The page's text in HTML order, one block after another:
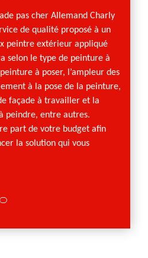
pas cher Allemand Charly
de qualité proposé à un
peintre extérieur appliqué
selon le type de peinture à
à poser, l’ampleur des
à la pose de la peinture,
façade à travailler et la
peindre, entre autres.
part de votre budget afin
la solution qui vous